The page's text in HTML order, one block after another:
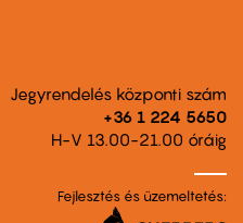
Jegyrendelés központi szám
+36 1 224 5650
H-V 13.00-21.00 óráig
Fejlesztés és üzemeltetés: